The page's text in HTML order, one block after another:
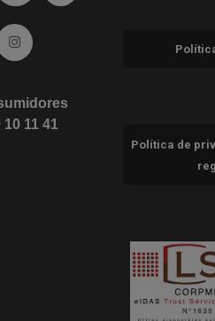
en ventana nueva)
(abre en ventana nueva)
Ir a Instagram (abre en ventana
10 11 41
Política de